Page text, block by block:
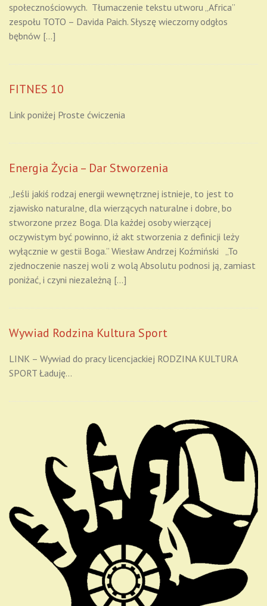
społecznościowych. Tłumaczenie tekstu utworu „Africa”
zespołu TOTO – Davida Paich. Słyszę wieczorny odgłos
bębnów […]
FITNES 10
Link poniżej Proste ćwiczenia
Energia Życia – Dar Stworzenia
„Jeśli jakiś rodzaj energii wewnętrznej istnieje, to jest to
zjawisko naturalne, dla wierzących naturalne i dobre, bo
stworzone przez Boga. Dla każdej osoby wierzącej
oczywistym być powinno, iż akt stworzenia z definicji leży
wyłącznie w gestii Boga.” Wiesław Andrzej Koźmiński „To
zjednoczenie naszej woli z wolą Absolutu podnosi ją, zamiast
poniżać, i czyni niezależną […]
Wywiad Rodzina Kultura Sport
LINK – Wywiad do pracy licencjackiej RODZINA KULTURA
SPORT Ładuję…